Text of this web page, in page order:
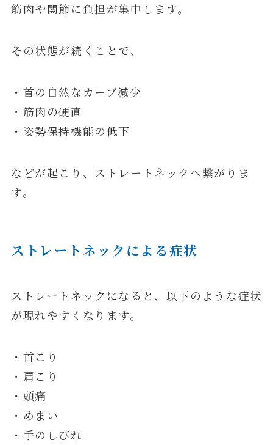
筋肉や関節に負担が集中します。
その状態が続くことで、
・首の自然なカーブ減少
・筋肉の硬直
・姿勢保持機能の低下
などが起こり、ストレートネックへ繋がりま
す。
ストレートネックによる症状
ストレートネックになると、以下のような症状
が現れやすくなります。
・首こり
・肩こり
・頭痛
・めまい
・手のしびれ